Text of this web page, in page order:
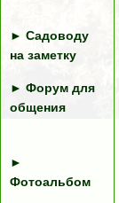
► Садоводу
на заметку
► Форум для
общения
►
Фотоальбом